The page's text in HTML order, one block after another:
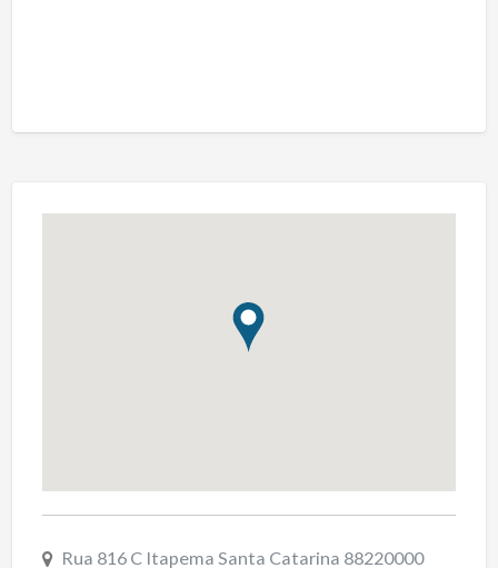
Rua 816 C Itapema Santa Catarina 88220000